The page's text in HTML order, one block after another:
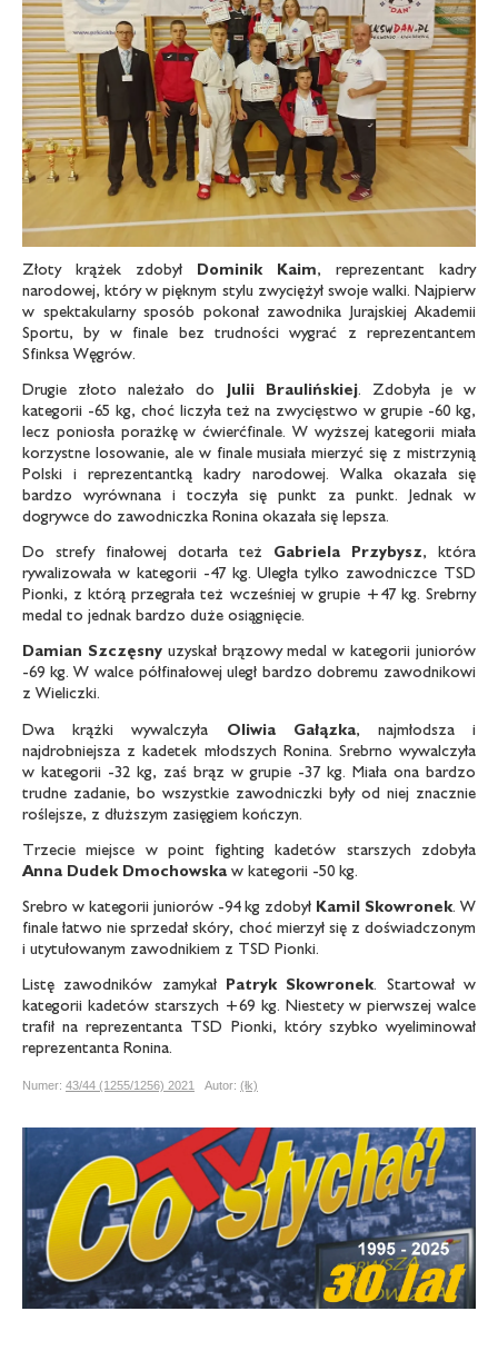
Złoty krążek zdobył Dominik Kaim, reprezentant kadry
narodowej, który w pięknym stylu zwyciężył swoje walki. Najpierw
w spektakularny sposób pokonał zawodnika Jurajskiej Akademii
Sportu, by w finale bez trudności wygrać z reprezentantem
Sfinksa Węgrów.
Drugie złoto należało do Julii Braulińskiej. Zdobyła je w
kategorii -65 kg, choć liczyła też na zwycięstwo w grupie -60 kg,
lecz poniosła porażkę w ćwierćfinale. W wyższej kategorii miała
korzystne losowanie, ale w finale musiała mierzyć się z mistrzynią
Polski i reprezentantką kadry narodowej. Walka okazała się
bardzo wyrównana i toczyła się punkt za punkt. Jednak w
dogrywce do zawodniczka Ronina okazała się lepsza.
Do strefy finałowej dotarła też Gabriela Przybysz, która
rywalizowała w kategorii -47 kg. Uległa tylko zawodniczce TSD
Pionki, z którą przegrała też wcześniej w grupie +47 kg. Srebrny
medal to jednak bardzo duże osiągnięcie.
Damian Szczęsnyuzyskał brązowy medal w kategorii juniorów
-69 kg. W walce półfinałowej uległ bardzo dobremu zawodnikowi
z Wieliczki.
Dwa krążki wywalczyła Oliwia Gałązka, najmłodsza i
najdrobniejsza z kadetek młodszych Ronina. Srebrno wywalczyła
w kategorii -32 kg, zaś brąz w grupie -37 kg. Miała ona bardzo
trudne zadanie, bo wszystkie zawodniczki były od niej znacznie
roślejsze, z dłuższym zasięgiem kończyn.
Trzecie miejsce w point fighting kadetów starszych zdobyła
Anna Dudek Dmochowska w kategorii -50 kg.
Srebro w kategorii juniorów -94 kg zdobył Kamil Skowronek. W
finale łatwo nie sprzedał skóry, choć mierzył się z doświadczonym
i utytułowanym zawodnikiem z TSD Pionki.
Listę zawodników zamykał Patryk Skowronek. Startował w
kategorii kadetów starszych +69 kg. Niestety w pierwszej walce
trafił na reprezentanta TSD Pionki, który szybko wyeliminował
reprezentanta Ronina.
Numer: 43/44 (1255/1256) 2021 Autor: (łk)